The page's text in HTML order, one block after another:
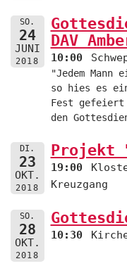
SO.
24
JUNI
2018
DAV
10:00
"Jedem Mann
so hies es
Fest gefeiert
den
DI.
23
OKT.
2018
Projekt
19:00
Kreuzgang
SO.
28
OKT.
2018
10:30